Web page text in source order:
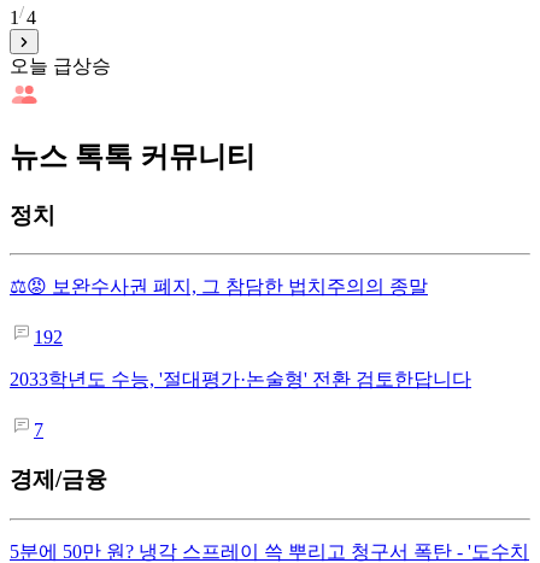
1 4
오늘 급상승
뉴스 톡톡 커뮤니티
정치
⚖️😡 보완수사권 폐지, 그 참담한 법치주의의 종말
192
2033학년도 수능, '절대평가·논술형' 전환 검토한답니다
7
경제/금융
5분에 50만 원? 냉각 스프레이 쓱 뿌리고 청구서 폭탄 - '도수치